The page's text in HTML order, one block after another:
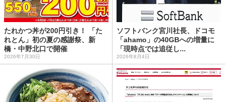
たれかつ丼が200円引き！ 「た
れとん」初の夏の感謝祭、新
橋・中野北口で開催
2026年7月30日
ソフトバンク宮川社長、ドコモ
「ahamo」の40GBへの増量に
「現時点では追従し...
2026年8月4日